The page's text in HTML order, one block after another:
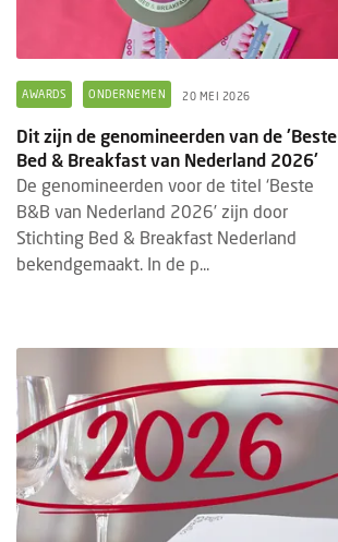
AWARDS ONDERNEMEN 20 MEI 2026
Dit zijn de genomineerden van de 'Beste
Bed & Breakfast van Nederland 2026'
De genomineerden voor de titel ‘Beste
B&B van Nederland 2026’ zijn door
Stichting Bed & Breakfast Nederland
bekendgemaakt. In de p...